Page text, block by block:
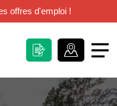
offres d'emploi !